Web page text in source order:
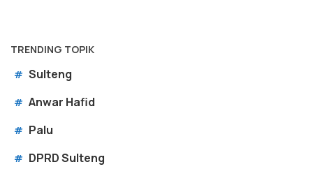
TRENDING TOPIK
# Sulteng
# Anwar Hafid
# Palu
# DPRD Sulteng